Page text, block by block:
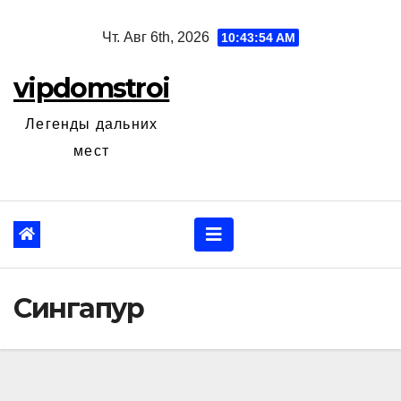
Чт. Авг 6th, 2026 10:43:56 AM
vipdomstroi
Легенды дальних
мест
Сингапур